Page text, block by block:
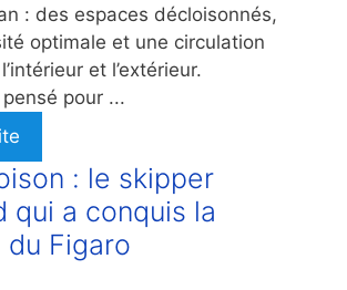
: des espaces décloisonnés,
optimale et une circulation
et l’extérieur.
pour ...
: le skipper
qui a conquis la
Figaro